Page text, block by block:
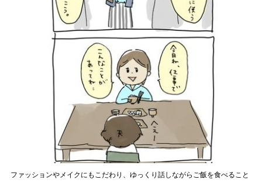
ファッションやメイクにもこだわり、ゆっくり話しながらご飯を食べること